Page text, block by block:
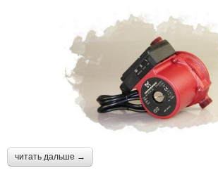
читать дальше →